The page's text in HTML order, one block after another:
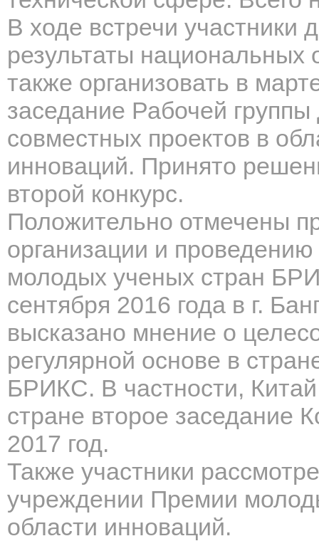
В ходе встречи участники
результаты национальных
также организовать в
заседание Рабочей
совместных проектов в
инноваций. Принято
второй конкурс.
Положительно отмечены
организации и
молодых ученых стран
сентября 2016 года в г.
высказано мнение о
регулярной основе в
БРИКС. В частности, Китай
стране второе заседание
2017 год.
Также участники
учреждении Премии
области инноваций.